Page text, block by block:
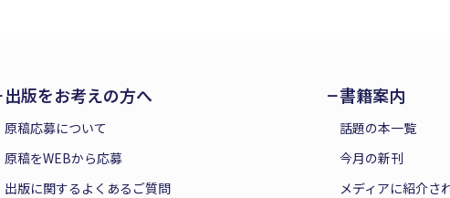
出版をお考えの方へ
原稿応募について
原稿をWEBから応募
出版に関するよくあるご質問
書籍案内
話題の本一覧
今月の新刊
メディアに紹介さ